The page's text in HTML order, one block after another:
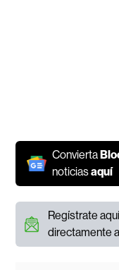
Convierta
noticiasaquí
Regístrate
directamente